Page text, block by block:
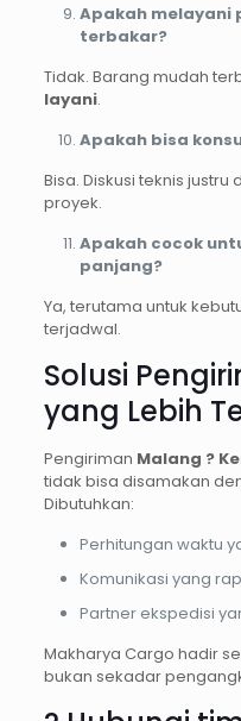
Apakah melayani
terbakar?
Tidak. Barang mudah
layani.
Apakah bisa
Bisa. Diskusi teknis
proyek.
Apakah cocok
panjang?
Ya, terutama untuk
terjadwal.
Solusi
yang Lebih
Pengiriman Malang ?
tidak bisa disamakan
Dibutuhkan:
Perhitungan waktu
Komunikasi yang
Partner ekspedisi
Makharya Cargo hadir
bukan sekadar